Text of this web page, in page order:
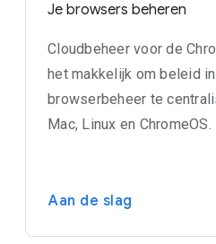
Je browsers beheren
Cloudbeheer voor de
het makkelijk om beleid
browserbeheer te
Mac, Linux en ChromeOS.
Aan de slag